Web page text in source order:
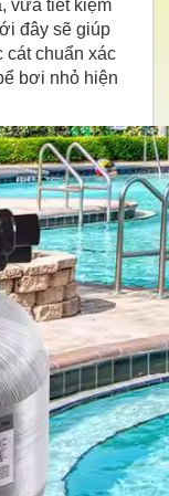
vừa tiết kiệm
đây sẽ giúp
cát chuẩn xác
bơi nhỏ hiện